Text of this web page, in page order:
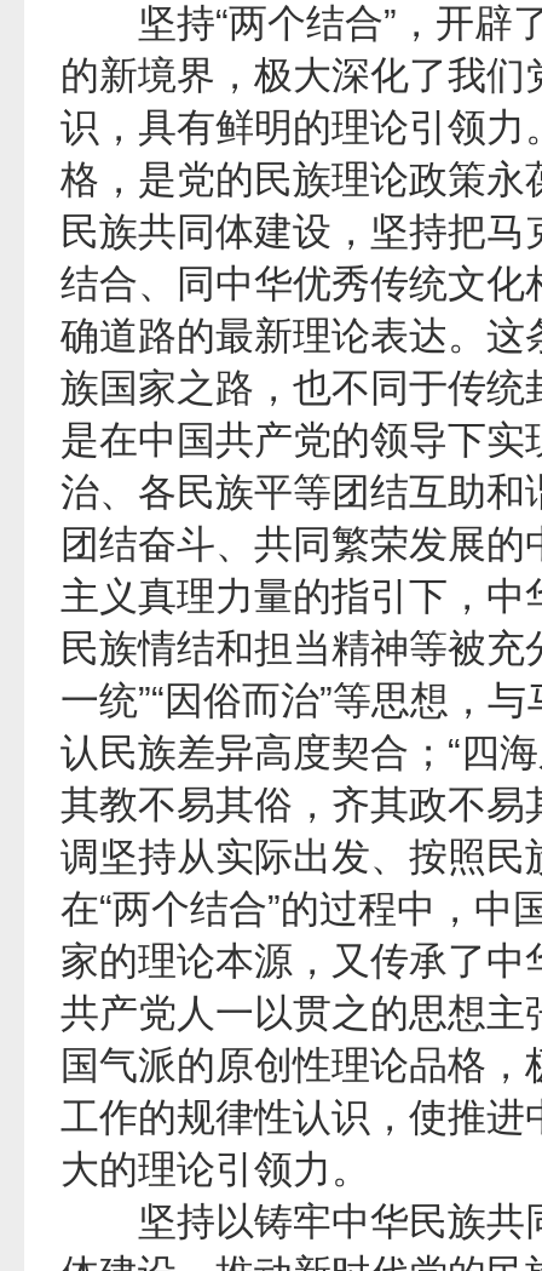
坚持“两个结合”，开辟
的新境界，极大深化了我
识，具有鲜明的理论引领
格，是党的民族理论政策
民族共同体建设，坚持把
结合、同中华优秀传统文
确道路的最新理论表达。这
族国家之路，也不同于传
是在中国共产党的领导下
治、各民族平等团结互助和
团结奋斗、共同繁荣发展
主义真理力量的指引下，
民族情结和担当精神等被
一统”“因俗而治”等思想，
认民族差异高度契合；“四海
其教不易其俗，齐其政不易
调坚持从实际出发、按照
在“两个结合”的过程中，中
家的理论本源，又传承了
共产党人一以贯之的思想
国气派的原创性理论品格
工作的规律性认识，使推
大的理论引领力。
坚持以铸牢中华民族共